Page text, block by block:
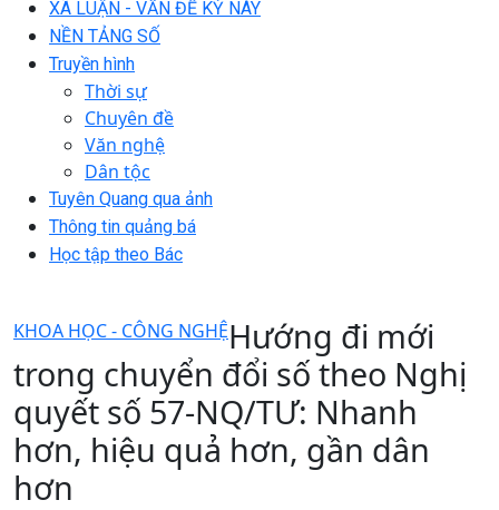
XÃ LUẬN - VẤN ĐỀ KỲ NÀY
NỀN TẢNG SỐ
Truyền hình
Thời sự
Chuyên đề
Văn nghệ
Dân tộc
Tuyên Quang qua ảnh
Thông tin quảng bá
Học tập theo Bác
KHOA HỌC - CÔNG NGHỆHướng đi mới
trong chuyển đổi số theo Nghị
quyết số 57-NQ/TƯ: Nhanh
hơn, hiệu quả hơn, gần dân
hơn